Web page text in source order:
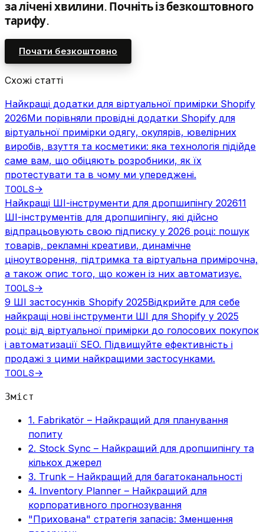
за лічені хвилини. Почніть із безкоштовного
тарифу.
Почати безкоштовно
Схожі статті
Найкращі додатки для віртуальної примірки Shopify
2026Ми порівняли провідні додатки Shopify для
віртуальної примірки одягу, окулярів, ювелірних
виробів, взуття та косметики: яка технологія підійде
саме вам, що обіцяють розробники, як їх
протестувати та в чому ми упереджені.
TOOLS→
Найкращі ШІ-інструменти для дропшипінгу 202611
ШІ-інструментів для дропшипінгу, які дійсно
відпрацьовують свою підписку у 2026 році: пошук
товарів, рекламні креативи, динамічне
ціноутворення, підтримка та віртуальна примірочна,
а також опис того, що кожен із них автоматизує.
TOOLS→
9 ШІ застосунків Shopify 2025Відкрийте для себе
найкращі нові інструменти ШІ для Shopify у 2025
році: від віртуальної примірки до голосових покупок
і автоматизації SEO. Підвищуйте ефективність і
продажі з цими найкращими застосунками.
TOOLS→
Зміст
1. Fabrikatör – Найкращий для планування
попиту
2. Stock Sync – Найкращий для дропшипінгу та
кількох джерел
3. Trunk – Найкращий для багатоканальності
4. Inventory Planner – Найкращий для
корпоративного прогнозування
"Прихована" стратегія запасів: Зменшення